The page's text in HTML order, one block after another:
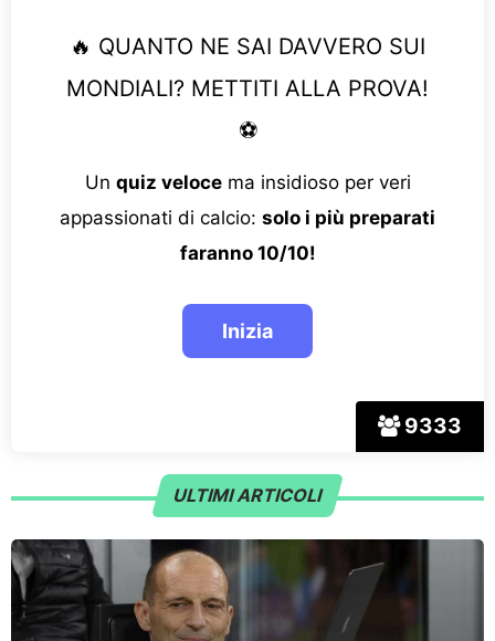
9333
🔥 QUANTO NE SAI DAVVERO SUI
MONDIALI? METTITI ALLA PROVA!
⚽
Un quiz velocema insidioso per veri
appassionati di calcio: solo i più preparati
faranno 10/10!
ULTIMI ARTICOLI